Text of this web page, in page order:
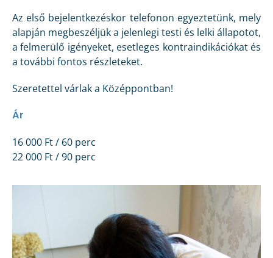
Az első bejelentkezéskor telefonon egyeztetünk, mely
alapján megbeszéljük a jelenlegi testi és lelki állapotot,
a felmerülő igényeket, esetleges kontraindikációkat és
a további fontos részleteket.
Szeretettel várlak a Középpontban!
Ár
16 000 Ft / 60 perc
22 000 Ft / 90 perc